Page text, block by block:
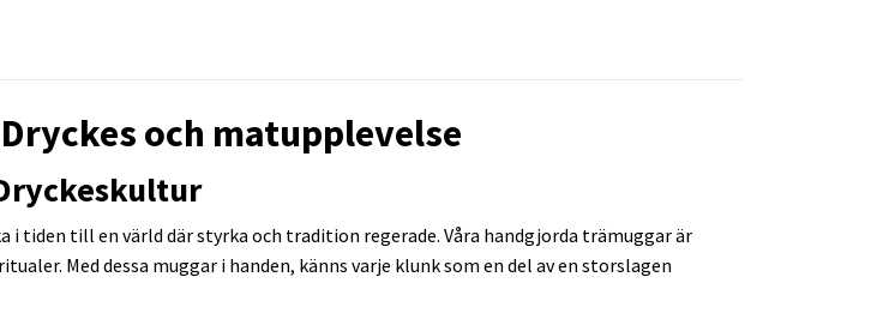
och matupplevelse
i tiden till en värld där styrka och tradition regerade. Våra handgjorda trämuggar är
Med dessa muggar i handen, känns varje klunk som en del av en storslagen